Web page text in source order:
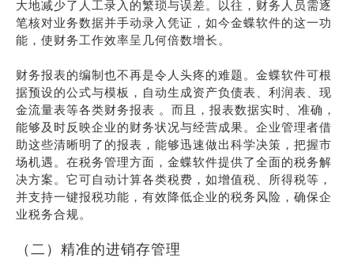
大地减少了人工录入的繁琐与误差。以往，财务人员需逐
笔核对业务数据并手动录入凭证，如今金蝶软件的这一功
能，使财务工作效率呈几何倍数增长。
财务报表的编制也不再是令人头疼的难题。金蝶软件可根
据预设的公式与模板，自动生成资产负债表、利润表、现
金流量表等各类财务报表 。而且，报表数据实时、准确，
能够及时反映企业的财务状况与经营成果。企业管理者借
助这些清晰明了的报表，能够迅速做出科学决策，把握市
场机遇。在税务管理方面，金蝶软件提供了全面的税务解
决方案。它可自动计算各类税费，如增值税、所得税等，
并支持一键报税功能，有效降低企业的税务风险，确保企
业税务合规。
（二）精准的进销存管理